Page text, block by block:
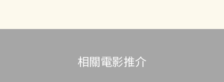
相關電影推介